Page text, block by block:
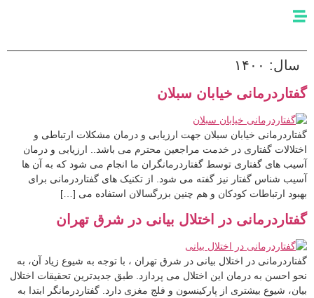
سال: ۱۴۰۰
گفتاردرمانی خیابان سبلان
گفتاردرمانی خیابان سبلان جهت ارزیابی و درمان مشکلات ارتباطی و
اختلالات گفتاری در خدمت مراجعین محترم می باشد.. ارزیابی و درمان
آسیب های گفتاری توسط گفتاردرمانگران ما انجام می شود که به آن ها
آسیب شناس گفتار نیز گفته می شود. از تکنیک های گفتاردرمانی برای
بهبود ارتباطات کودکان و هم چنین بزرگسالان استفاده می […]
گفتاردرمانی در اختلال بیانی در شرق تهران
گفتاردرمانی در اختلال بیانی در شرق تهران ، با توجه به شیوع زیاد آن، به
نحو احسن به درمان این اختلال می پردازد. طبق جدیدترین تحقیقات اختلال
بیان، شیوع بیشتری از پارکینسون و فلج مغزی دارد. گفتاردرمانگر ابتدا به